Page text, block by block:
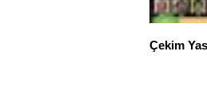
Çekim